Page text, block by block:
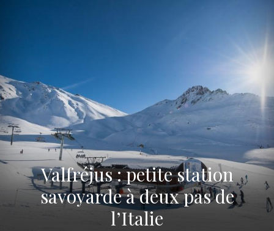
Valfréjus : petite station
savoyarde à deux pas de
l’Italie